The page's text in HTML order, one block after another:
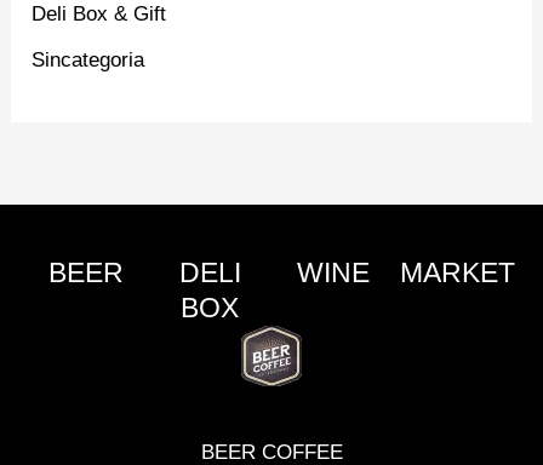
Deli Box & Gift
Sincategoria
BEER
DELI
BOX
WINE MARKET
BEER COFFEE